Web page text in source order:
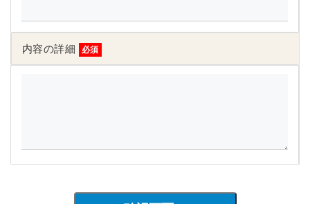
内容の詳細 必須